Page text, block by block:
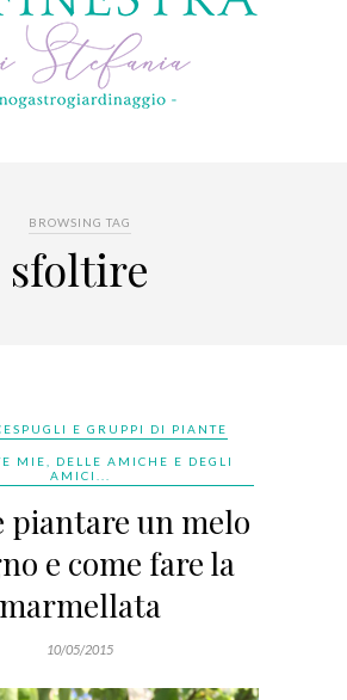
BROWSING TAG
sfoltire
E GRUPPI DI PIANTE
MIE, DELLE AMICHE E DEGLI
AMICI...
piantare un melo
e come fare la
marmellata
10/05/2015